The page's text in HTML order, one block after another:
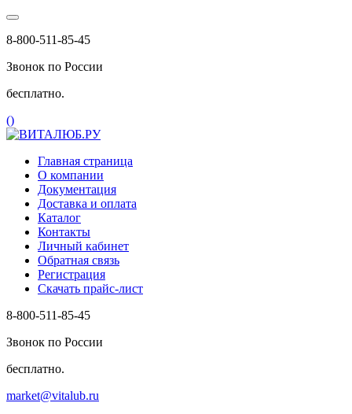
8-800-511-85-45
Звонок по России
бесплатно.
()
Главная страница
О компании
Документация
Доставка и оплата
Каталог
Контакты
Личный кабинет
Обратная связь
Регистрация
Скачать прайс-лист
8-800-511-85-45
Звонок по России
бесплатно.
market@vitalub.ru